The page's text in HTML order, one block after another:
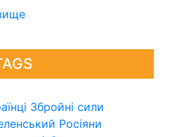
Збройні сили
Росіяни